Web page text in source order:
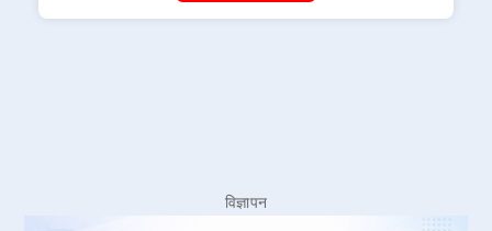
विज्ञापन